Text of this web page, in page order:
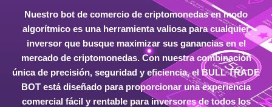
Nuestro bot de comercio de criptomonedas en modo
algorítmico es una herramienta valiosa para cualquier
inversor que busque maximizar sus ganancias en el
mercado de criptomonedas. Con nuestra combinación
única de precisión, seguridad y eficiencia, el BULL TRADE
BOT está diseñado para proporcionar una experiencia
comercial fácil y rentable para inversores de todos los